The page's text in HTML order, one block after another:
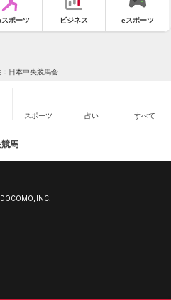
スポーツ ビジネス eスポーツ
日本中央競馬会
スポーツ 占い すべて
馬
INC.